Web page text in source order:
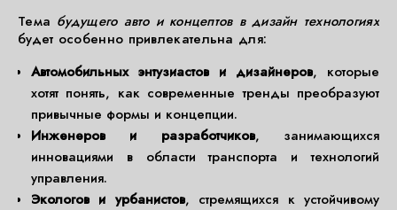
Тема будущего авто и концептов в дизайн технологиях
будет особенно привлекательна для:
Автомобильных энтузиастов и дизайнеров, которые
хотят понять, как современные тренды преобразуют
привычные формы и концепции.
Инженеров и разработчиков, занимающихся
инновациями в области транспорта и технологий
управления.
Экологов и урбанистов, стремящихся к устойчивому